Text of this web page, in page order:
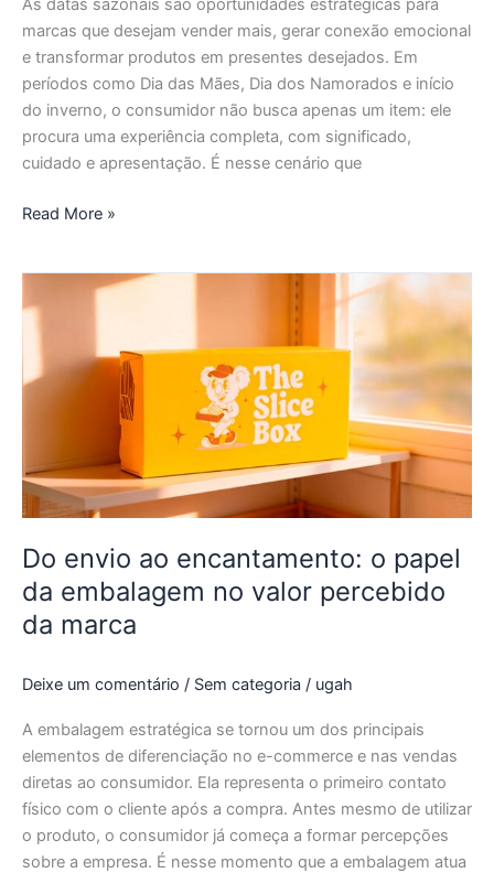
As datas sazonais são oportunidades estratégicas para
marcas que desejam vender mais, gerar conexão emocional
e transformar produtos em presentes desejados. Em
períodos como Dia das Mães, Dia dos Namorados e início
do inverno, o consumidor não busca apenas um item: ele
procura uma experiência completa, com significado,
cuidado e apresentação. É nesse cenário que
Read More »
Do envio ao encantamento: o papel
da embalagem no valor percebido
da marca
Deixe um comentário / Sem categoria / ugah
A embalagem estratégica se tornou um dos principais
elementos de diferenciação no e-commerce e nas vendas
diretas ao consumidor. Ela representa o primeiro contato
físico com o cliente após a compra. Antes mesmo de utilizar
o produto, o consumidor já começa a formar percepções
sobre a empresa. É nesse momento que a embalagem atua
envio
encantamento:
o
embalagem
no
valor
percebido
da
marca